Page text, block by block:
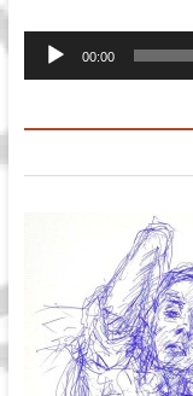
Odtwarzacz
plików
00:00